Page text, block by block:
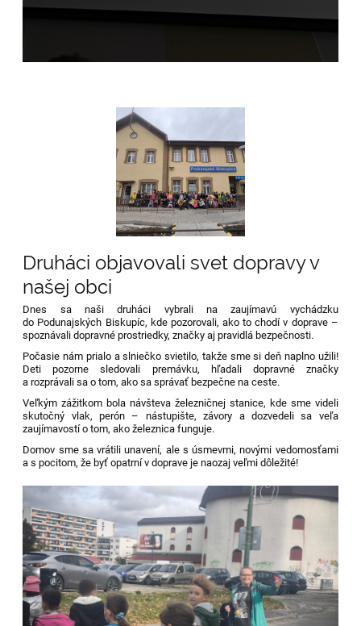
Druháci objavovali svet dopravy v
našej obci
Dnes sa naši druháci vybrali na zaujímavú vychádzku
do Podunajských Biskupíc, kde pozorovali, ako to chodí v doprave –
spoznávali dopravné prostriedky, značky aj pravidlá bezpečnosti.
Počasie nám prialo a slniečko svietilo, takže sme si deň naplno užili!
Deti pozorne sledovali premávku, hľadali dopravné značky
a rozprávali sa o tom, ako sa správať bezpečne na ceste.
Veľkým zážitkom bola návšteva železničnej stanice, kde sme videli
skutočný vlak, perón – nástupište, závory a dozvedeli sa veľa
zaujímavostí o tom, ako železnica funguje.
Domov sme sa vrátili unavení, ale s úsmevmi, novými vedomosťami
a s pocitom, že byť opatrní v doprave je naozaj veľmi dôležité!